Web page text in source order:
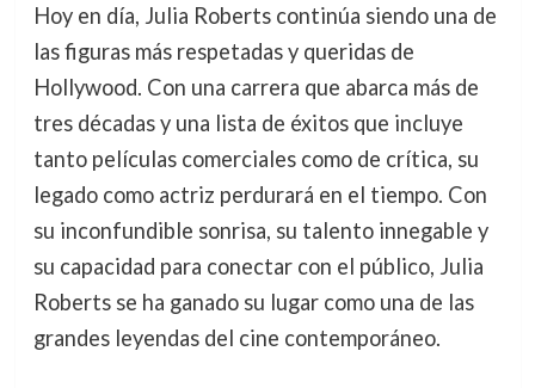
Hoy en día, Julia Roberts continúa siendo una de
las figuras más respetadas y queridas de
Hollywood. Con una carrera que abarca más de
tres décadas y una lista de éxitos que incluye
tanto películas comerciales como de crítica, su
legado como actriz perdurará en el tiempo. Con
su inconfundible sonrisa, su talento innegable y
su capacidad para conectar con el público, Julia
Roberts se ha ganado su lugar como una de las
grandes leyendas del cine contemporáneo.